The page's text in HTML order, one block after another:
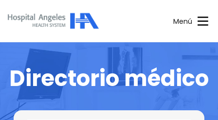
Menú
Directorio médico